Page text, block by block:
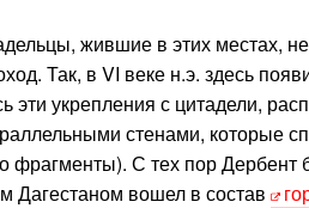
жившие в этих местах,
Так, в VI веке н.э. здесь
эти укрепления с цитадели,
стенами, которые
фрагменты). С тех пор
Дагестаном вошел в состав